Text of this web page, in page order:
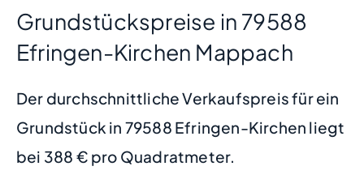
Grundstückspreise in 79588
Efringen-Kirchen Mappach
Der durchschnittliche Verkaufspreis für ein
Grundstück in 79588 Efringen-Kirchen liegt
bei 388 € pro Quadratmeter.